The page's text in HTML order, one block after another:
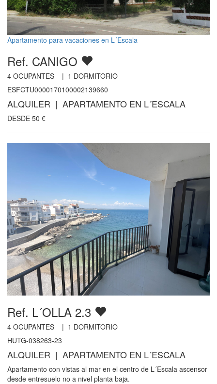
Apartamento para vacaciones en L´Escala
Ref. CANIGO
4 OCUPANTES | 1 DORMITORIO
ESFCTU0000170100002139660
ALQUILER | APARTAMENTO EN L´ESCALA
DESDE 50 €
Ref. L´OLLA 2.3
4 OCUPANTES | 1 DORMITORIO
HUTG-038263-23
ALQUILER | APARTAMENTO EN L´ESCALA
Apartamento con vistas al mar en el centro de L´Escala ascensor
desde entresuelo no a nivel planta baja.